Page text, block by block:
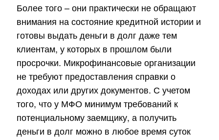
Более того – они практически не обращают
внимания на состояние кредитной истории и
готовы выдать деньги в долг даже тем
клиентам, у которых в прошлом были
просрочки. Микрофинансовые организации
не требуют предоставления справки о
доходах или других документов. С учетом
того, что у МФО минимум требований к
потенциальному заемщику, а получить
деньги в долг можно в любое время суток